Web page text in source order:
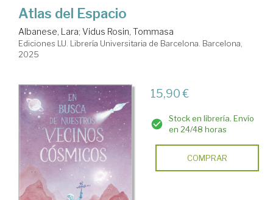
Atlas del Espacio
Albanese, Lara; Vidus Rosin, Tommasa
Ediciones LU. Librería Universitaria de Barcelona. Barcelona,
2025
15,90 €
Stock en librería. Envío
en 24/48 horas
COMPRAR